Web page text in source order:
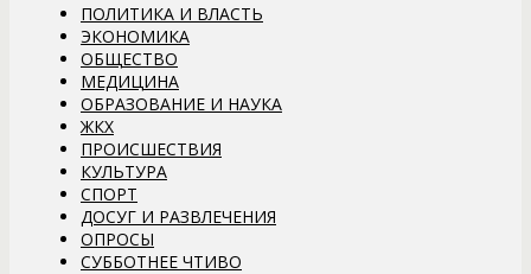
ПОЛИТИКА И ВЛАСТЬ
ЭКОНОМИКА
ОБЩЕСТВО
МЕДИЦИНА
ОБРАЗОВАНИЕ И НАУКА
ЖКХ
ПРОИСШЕСТВИЯ
КУЛЬТУРА
СПОРТ
ДОСУГ И РАЗВЛЕЧЕНИЯ
ОПРОСЫ
СУББОТНЕЕ ЧТИВО